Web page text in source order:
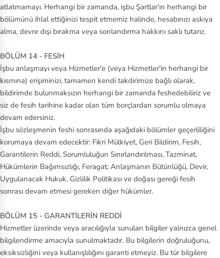
atlatmamayı. Herhangi bir zamanda, işbu Şartlar'ın herhangi bir
bölümünü ihlal ettiğinizi tespit etmemiz halinde, hesabınızı askıya
alma, devre dışı bırakma veya sonlandırma hakkını saklı tutarız.
BÖLÜM 14 - FESİH
İşbu anlaşmayı veya Hizmetler'e (veya Hizmetler'in herhangi bir
kısmına) erişiminizi, tamamen kendi takdirimize bağlı olarak,
bildirimde bulunmaksızın herhangi bir zamanda feshedebiliriz ve
siz de fesih tarihine kadar olan tüm borçlardan sorumlu olmaya
devam edersiniz.
İşbu sözleşmenin feshi sonrasında aşağıdaki bölümler geçerliliğini
korumaya devam edecektir: Fikri Mülkiyet, Geri Bildirim, Fesih,
Garantilerin Reddi, Sorumluluğun Sınırlandırılması, Tazminat,
Hükümlerin Bağımsızlığı, Feragat; Anlaşmanın Bütünlüğü, Devir,
Uygulanacak Hukuk, Gizlilik Politikası ve doğası gereği fesih
sonrası devam etmesi gereken diğer hükümler.
BÖLÜM 15 - GARANTİLERİN REDDİ
Hizmetler üzerinde veya aracılığıyla sunulan bilgiler yalnızca genel
bilgilendirme amacıyla sunulmaktadır. Bu bilgilerin doğruluğunu,
eksiksizliğini veya kullanışlılığını garanti etmeyiz. Bu tür bilgilere